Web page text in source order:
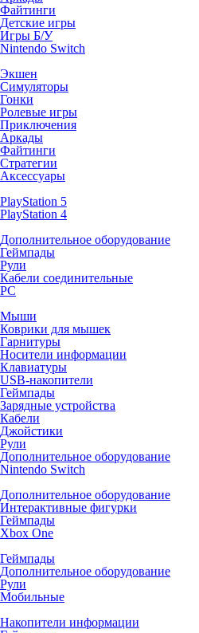
Файтинги
Детские игры
Игры Б/У
Nintendo Switch
Экшен
Симуляторы
Гонки
Ролевые игры
Приключения
Аркады
Файтинги
Стратегии
Аксессуары
PlayStation 5
PlayStation 4
Дополнительное оборудование
Геймпады
Рули
Кабели соединительные
PC
Мыши
Коврики для мышек
Гарнитуры
Носители информации
Клавиатуры
USB-накопители
Геймпады
Зарядные устройства
Кабели
Джойстики
Рули
Дополнительное оборудование
Nintendo Switch
Дополнительное оборудование
Интерактивные фигурки
Геймпады
Xbox One
Геймпады
Дополнительное оборудование
Рули
Мобильные
Накопители информации